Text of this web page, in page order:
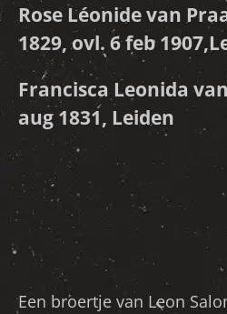
Rose Léonide van
1829, ovl. 6 feb
Francisca Leonida
aug 1831, Leiden
Een broertje van Leon